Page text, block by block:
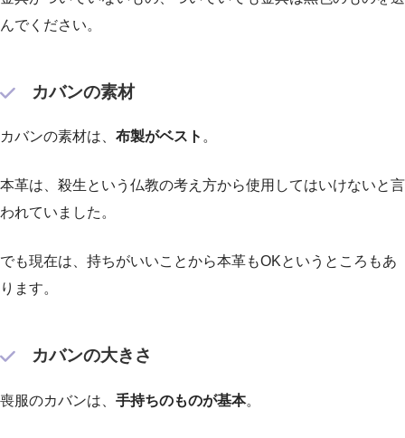
んでください。
カバンの素材
カバンの素材は、 布製がベスト 。
本革は、殺生という仏教の考え方から使用してはいけないと言
われていました。
でも現在は、持ちがいいことから本革もOKというところもあ
ります。
カバンの大きさ
喪服のカバンは、 手持ちのものが基本。